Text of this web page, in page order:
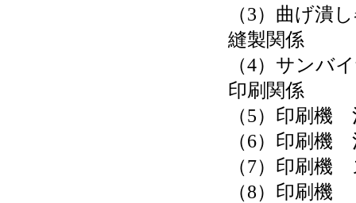
（3）曲げ潰し
縫製関係
（4）サンバイザ
印刷関係
（5）印刷機 治
（6）印刷機 治
（7）印刷機 ス
（8）印刷機